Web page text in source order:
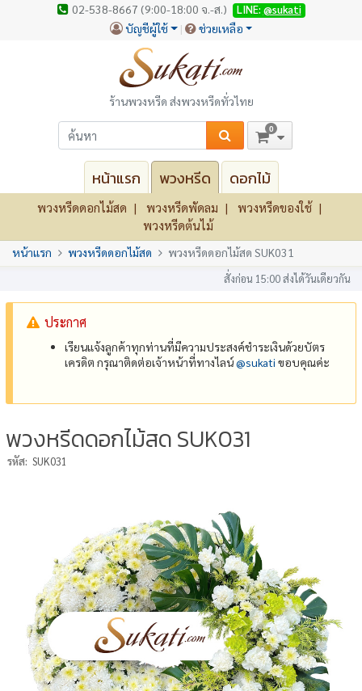
02-538-8667 (9:00-18:00 จ.-ส.) LINE: @sukati
บัญชีผู้ใช้ ช่วยเหลือ
ร้านพวงหรีด ส่งพวงหรีดทั่วไทย
0
หน้าแรก พวงหรีด ดอกไม้
พวงหรีดดอกไม้สด พวงหรีดพัดลม
พวงหรีดของใช้
พวงหรีดต้นไม้
หน้าแรก พวงหรีดดอกไม้สด พวงหรีดดอกไม้สด SUK031
สั่งก่อน 15:00 ส่งได้วันเดียวกัน
ประกาศ
เรียนแจ้งลูกค้าทุกท่านที่มีความประสงค์ชำระเงินด้วยบัตร
เครดิต กรุณาติดต่อเจ้าหน้าที่ทางไลน์@‌sukati ขอบคุณค่ะ
พวงหรีดดอกไม้สด SUK031
รหัส: SUK031